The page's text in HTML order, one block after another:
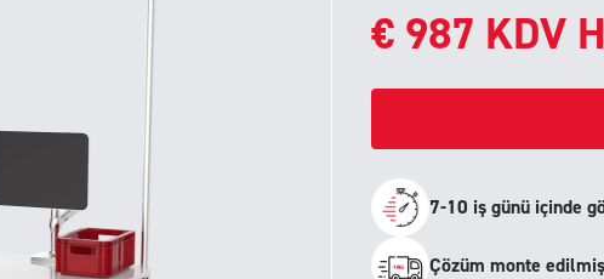
€ 987 KDV
7-10 iş günü içinde
Çözüm monte